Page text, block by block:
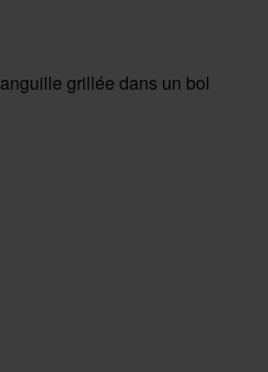
grillée dans un bol